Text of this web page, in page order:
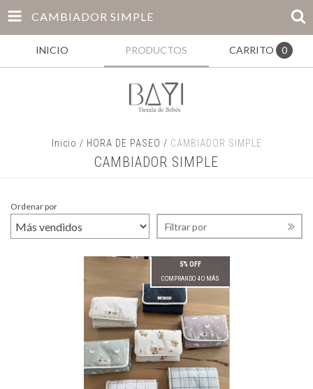
CAMBIADOR SIMPLE
INICIO PRODUCTOS CARRITO 0
Inicio / HORA DE PASEO / CAMBIADOR SIMPLE
CAMBIADOR SIMPLE
Ordenar por
Filtrar por
5% OFF
COMPRANDO 4 O MÁS